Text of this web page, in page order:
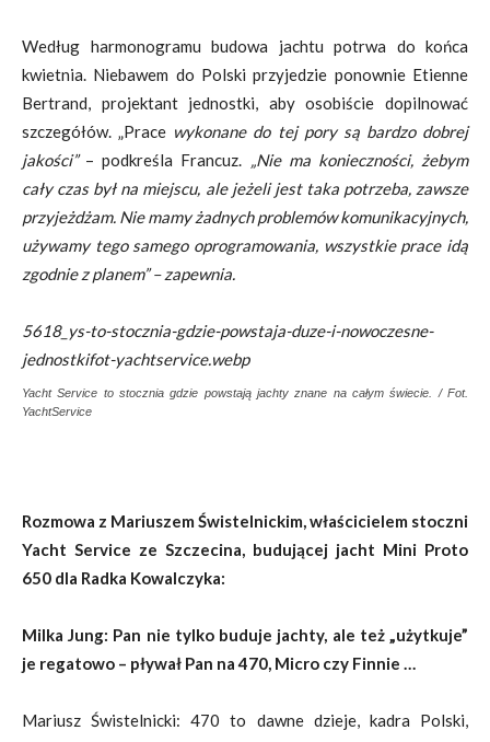
Według harmonogramu budowa jachtu potrwa do końca
kwietnia. Niebawem do Polski przyjedzie ponownie Etienne
Bertrand, projektant jednostki, aby osobiście dopilnować
szczegółów. „Prace wykonane do tej pory są bardzo dobrej
jakości” – podkreśla Francuz. „Nie ma konieczności, żebym
cały czas był na miejscu, ale jeżeli jest taka potrzeba, zawsze
przyjeżdżam. Nie mamy żadnych problemów komunikacyjnych,
używamy tego samego oprogramowania, wszystkie prace idą
zgodnie z planem” – zapewnia.
5618_ys-to-stocznia-gdzie-powstaja-duze-i-nowoczesne-
jednostkifot-yachtservice.webp
Yacht Service to stocznia gdzie powstają jachty znane na całym świecie. / Fot.
YachtService
Rozmowa z Mariuszem Świstelnickim, właścicielem stoczni
Yacht Service ze Szczecina, budującej jacht Mini Proto
650 dla Radka Kowalczyka:
Milka Jung: Pan nie tylko buduje jachty, ale też „użytkuje”
je regatowo – pływał Pan na 470, Micro czy Finnie …
Mariusz Świstelnicki: 470 to dawne dzieje, kadra Polski,